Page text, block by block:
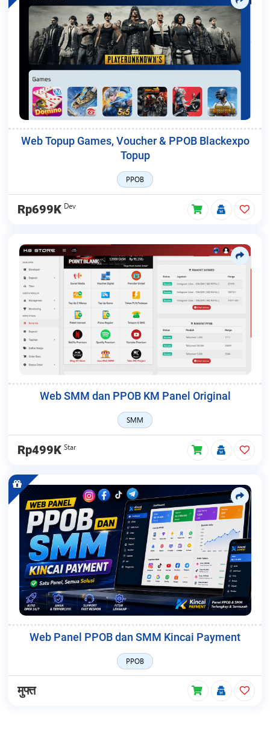
Web Topup Games, Voucher & PPOB Blackexpo
Topup
PPOB
Rp699K Dev
Web SMM dan PPOB KM Panel Original
SMM
Rp499K Star
Web Panel PPOB dan SMM Kincai Payment
PPOB
मुफ्त